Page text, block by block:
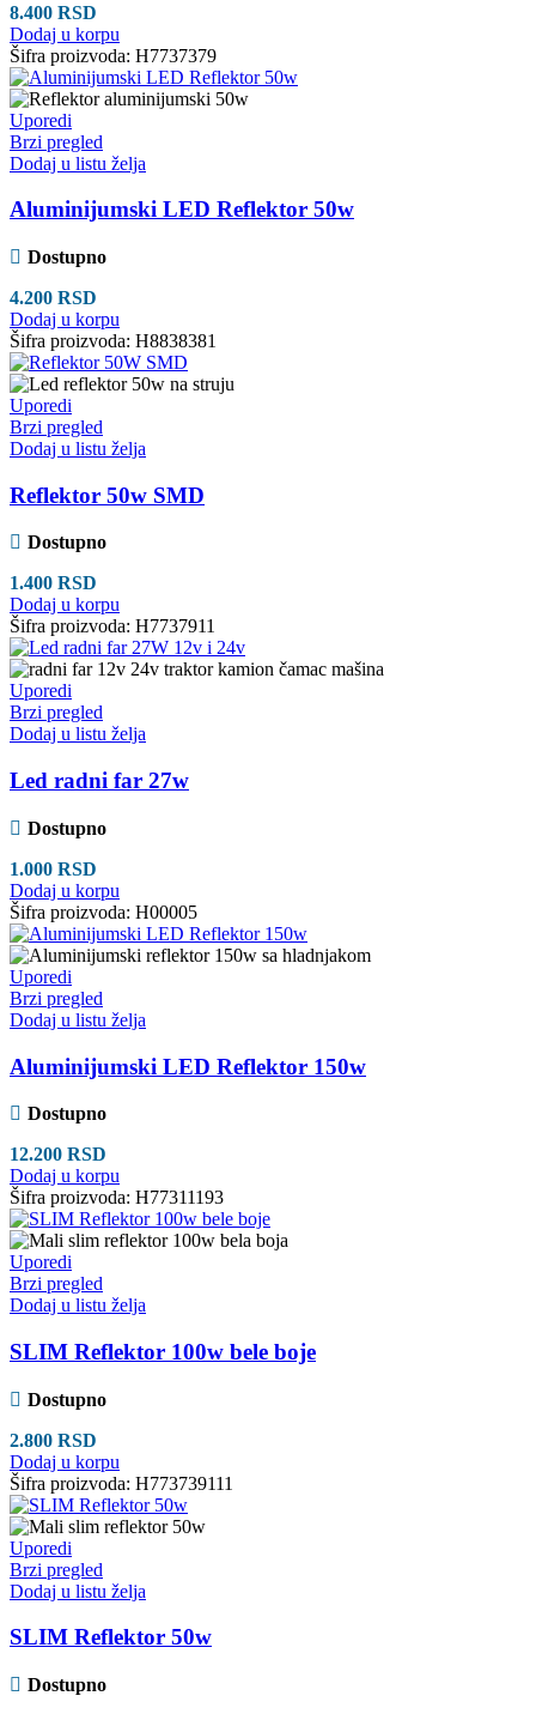
8.400 RSD
Dodaj u korpu
Šifra proizvoda: H7737379
Uporedi
Brzi pregled
Dodaj u listu želja
Aluminijumski LED Reflektor 50w
Dostupno
4.200 RSD
Dodaj u korpu
Šifra proizvoda: H8838381
Uporedi
Brzi pregled
Dodaj u listu želja
Reflektor 50w SMD
Dostupno
1.400 RSD
Dodaj u korpu
Šifra proizvoda: H7737911
Uporedi
Brzi pregled
Dodaj u listu želja
Led radni far 27w
Dostupno
1.000 RSD
Dodaj u korpu
Šifra proizvoda: H00005
Uporedi
Brzi pregled
Dodaj u listu želja
Aluminijumski LED Reflektor 150w
Dostupno
12.200 RSD
Dodaj u korpu
Šifra proizvoda: H77311193
Uporedi
Brzi pregled
Dodaj u listu želja
SLIM Reflektor 100w bele boje
Dostupno
2.800 RSD
Dodaj u korpu
Šifra proizvoda: H773739111
Uporedi
Brzi pregled
Dodaj u listu želja
SLIM Reflektor 50w
Dostupno